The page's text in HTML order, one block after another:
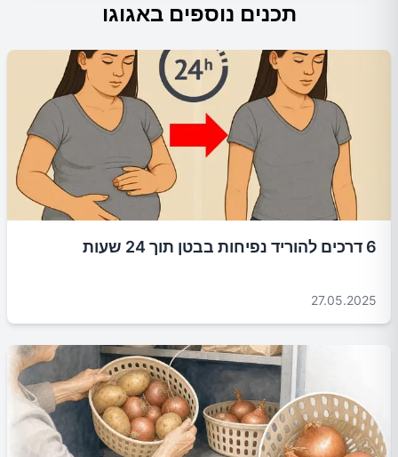
תכנים נוספים באגוגו
6 דרכים להוריד נפיחות בבטן תוך 24 שעות
27.05.2025